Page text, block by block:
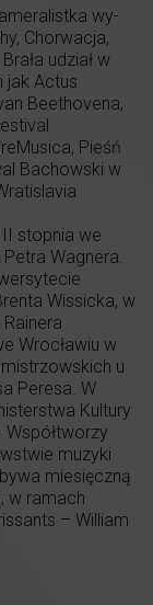
wy­
Chorwacja,
udział w
jak Actus
Beethovena,
Pieśń
Bachowski w
stopnia we
Wagnera.
Wissicka, w
Wrocławiu w
u
Peresa. W
Kultury
. Współtworzy
muzyki
miesięczną
w ramach
– William